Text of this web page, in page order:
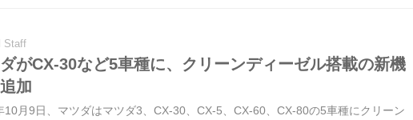
Staff
がCX-30など5車種に、クリーンディーゼル搭載の新機
加
10月9日、マツダはマツダ3、CX-30、CX-5、CX-60、CX-80の5車種にクリーン